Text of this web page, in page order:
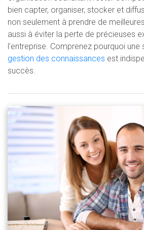
bien capter, organiser, stocker et
non seulement à prendre de
aussi à éviter la perte de précieuses
l'entreprise. Comprenez pourquoi
gestion des connaissances est
succès.